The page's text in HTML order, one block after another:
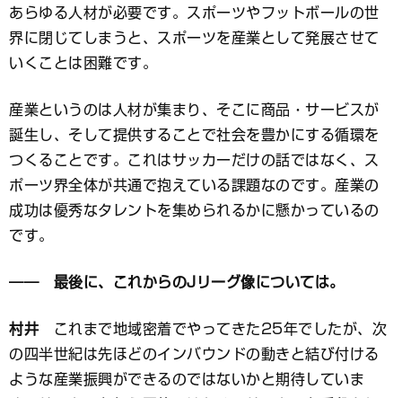
あらゆる人材が必要です。スポーツやフットボールの世
界に閉じてしまうと、スポーツを産業として発展させて
いくことは困難です。
産業というのは人材が集まり、そこに商品・サービスが
誕生し、そして提供することで社会を豊かにする循環を
つくることです。これはサッカーだけの話ではなく、ス
ポーツ界全体が共通で抱えている課題なのです。産業の
成功は優秀なタレントを集められるかに懸かっているの
です。
―― 最後に、これからのJリーグ像については。
村井これまで地域密着でやってきた25年でしたが、次
の四半世紀は先ほどのインバウンドの動きと結び付ける
ような産業振興ができるのではないかと期待していま